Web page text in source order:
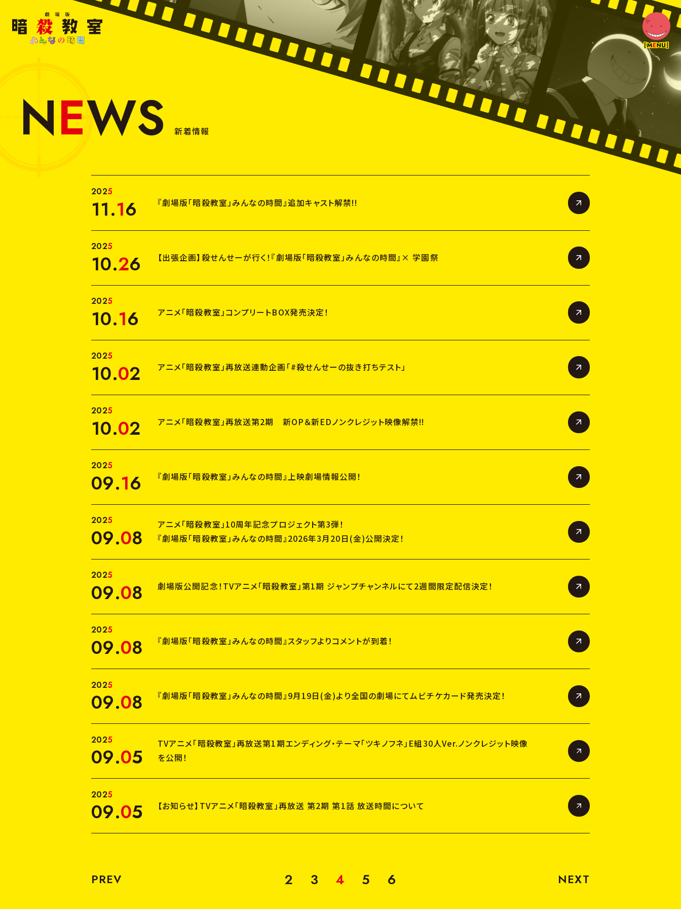
劇
場
NEWS
TICKET 入場者特典
INTRODUCTION THE
CAST&STAFF CHARACTER
D&C
NEWS 新着情報
2025
11.16 『劇場版「暗殺教室」みんなの時間』追加キャスト解禁!!
2025
10.26 【出張企画】殺せんせーが行く！『劇場版「暗殺教室」みんなの時間』× 学園祭
2025
10.16 アニメ「暗殺教室」コンプリートBOX発売決定！
2025
10.02 アニメ「暗殺教室」再放送連動企画「#殺せんせーの抜き打ちテスト」
2025
10.02 アニメ「暗殺教室」再放送第2期 新OP＆新EDノンクレジット映像解禁!!
2025
09.16 『劇場版「暗殺教室」みんなの時間』上映劇場情報公開！
2025
09.08
アニメ「暗殺教室」10周年記念プロジェクト第3弾！
『劇場版「暗殺教室」みんなの時間』2026年3月20日(金)公開決定！
2025
09.08 劇場版公開記念！TVアニメ「暗殺教室」第1期 ジャンプチャンネルにて2週間限定配信決定！
2025
09.08 『劇場版「暗殺教室」みんなの時間』スタッフよりコメントが到着！
2025
09.08 『劇場版「暗殺教室」みんなの時間』9月19日(金)より全国の劇場にてムビチケカード発売決定！
2025
09.05
TVアニメ「暗殺教室」再放送第1期エンディング・テーマ「ツキノフネ」E組30人Ver.ノンクレジット映像
を公開！
2025
09.05 【お知らせ】TVアニメ「暗殺教室」再放送 第2期 第1話 放送時間について
PREV 2 3 4 5 6 NEXT